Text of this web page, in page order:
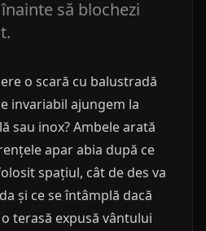
să blochezi
o scară cu balustradă
invariabil ajungem la
sau inox? Ambele arată
apar abia după ce
spațiul, cât de des va
și ce se întâmplă dacă
terasă expusă vântului